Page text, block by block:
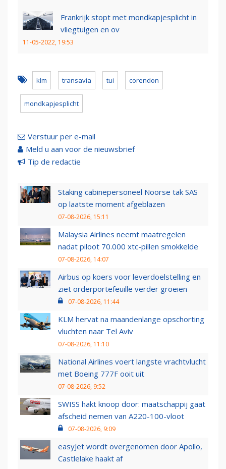
Frankrijk stopt met mondkapjesplicht in
vliegtuigen en ov
11-05-2022, 19:53
klm transavia tui corendon
mondkapjesplicht
Verstuur per e-mail
Meld u aan voor de nieuwsbrief
Tip de redactie
Staking cabinepersoneel Noorse tak SAS
op laatste moment afgeblazen
07-08-2026, 15:11
Malaysia Airlines neemt maatregelen
nadat piloot 70.000 xtc-pillen smokkelde
07-08-2026, 14:07
Airbus op koers voor leverdoelstelling en
ziet orderportefeuille verder groeien
07-08-2026, 11:44
KLM hervat na maandenlange opschorting
vluchten naar Tel Aviv
07-08-2026, 11:10
National Airlines voert langste vrachtvlucht
met Boeing 777F ooit uit
07-08-2026, 9:52
SWISS hakt knoop door: maatschappij gaat
afscheid nemen van A220-100-vloot
07-08-2026, 9:09
easyJet wordt overgenomen door Apollo,
Castlelake haakt af